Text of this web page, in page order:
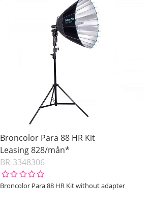
Broncolor Para 88 HR Kit
Leasing 828/mån*
BR-3348306
Broncolor Para 88 HR Kit without adapter